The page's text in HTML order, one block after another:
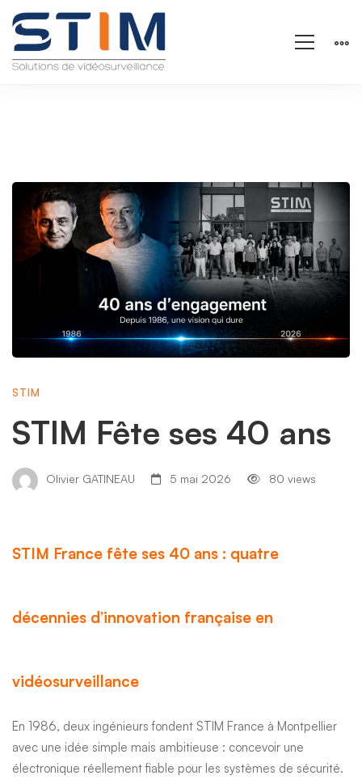
STIM
Fête
ses
40
ans
STIM
STIM Fête ses 40 ans
Olivier GATINEAU 5 mai 2026 80 views
STIM France fête ses 40 ans : quatre
décennies d’innovation française en
vidéosurveillance
En 1986, deux ingénieurs fondent STIM France à Montpellier
avec une idée simple mais ambitieuse : concevoir une
électronique réellement fiable pour les systèmes de sécurité.